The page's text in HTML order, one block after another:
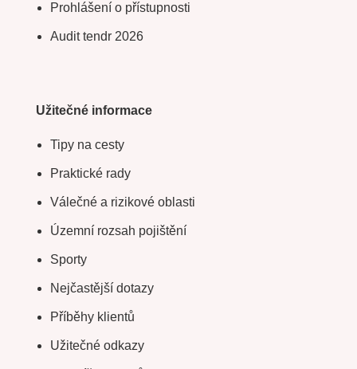
Prohlášení o přístupnosti
Audit tendr 2026
Užitečné informace
Tipy na cesty
Praktické rady
Válečné a rizikové oblasti
Územní rozsah pojištění
Sporty
Nejčastější dotazy
Příběhy klientů
Užitečné odkazy